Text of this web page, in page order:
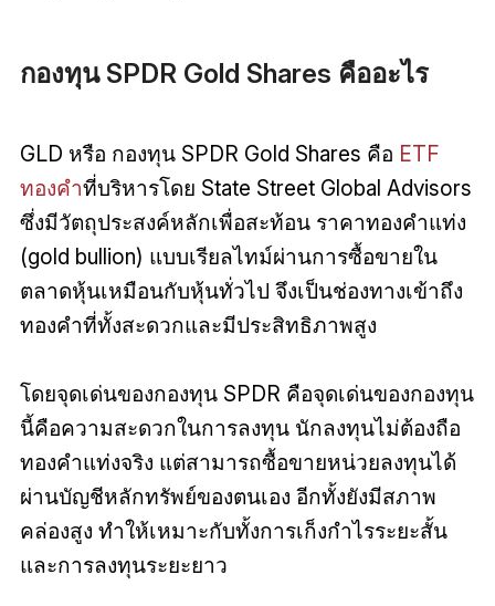
กองทุน SPDR Gold Shares คืออะไร
GLD หรือ กองทุน SPDR Gold Shares คือ ETF
ทองคำที่บริหารโดย State Street Global Advisors
ซึ่งมีวัตถุประสงค์หลักเพื่อสะท้อน ราคาทองคำแท่ง
(gold bullion) แบบเรียลไทม์ผ่านการซื้อขายใน
ตลาดหุ้นเหมือนกับหุ้นทั่วไป จึงเป็นช่องทางเข้าถึง
ทองคำที่ทั้งสะดวกและมีประสิทธิภาพสูง
โดยจุดเด่นของกองทุน SPDR คือจุดเด่นของกองทุน
นี้คือความสะดวกในการลงทุน นักลงทุนไม่ต้องถือ
ทองคำแท่งจริง แต่สามารถซื้อขายหน่วยลงทุนได้
ผ่านบัญชีหลักทรัพย์ของตนเอง อีกทั้งยังมีสภาพ
คล่องสูง ทำให้เหมาะกับทั้งการเก็งกำไรระยะสั้น
และการลงทุนระยะยาว